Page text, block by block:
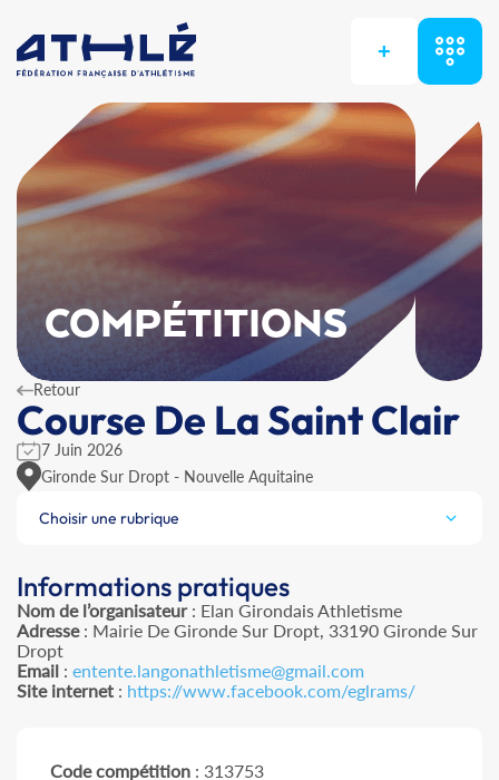
+
COMPÉTITIONS
Retour
Course De La Saint Clair
7 Juin 2026
Gironde Sur Dropt - Nouvelle Aquitaine
Choisir une rubrique
Informations pratiques
Nom de l’organisateur: Elan Girondais Athletisme
Adresse: Mairie De Gironde Sur Dropt, 33190 Gironde Sur
Dropt
Email : entente.langonathletisme@gmail.com
Site internet : https://www.facebook.com/eglrams/
Code compétition : 313753